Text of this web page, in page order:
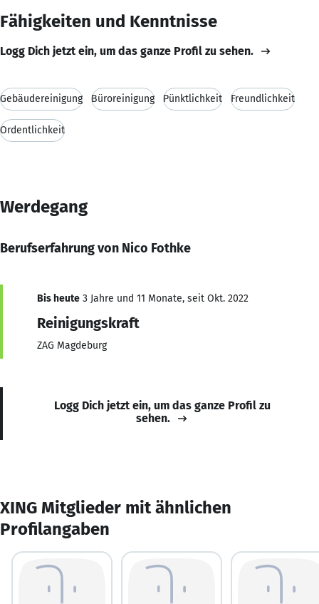
Fähigkeiten und Kenntnisse
Logg Dich jetzt ein, um das ganze Profil zu sehen.
Gebäudereinigung Büroreinigung Pünktlichkeit Freundlichkeit
Ordentlichkeit
Werdegang
Berufserfahrung von Nico Fothke
Bis heute 3 Jahre und 11 Monate, seit Okt. 2022
Reinigungskraft
ZAG Magdeburg
Logg Dich jetzt ein, um das ganze Profil zu
sehen.
XING Mitglieder mit ähnlichen
Profilangaben